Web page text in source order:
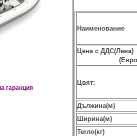
гаранция
Наименование
Цена с ДДС(Лева)
Цвят:
Дължина(м)
Ширина(м)
Тегло(кг)